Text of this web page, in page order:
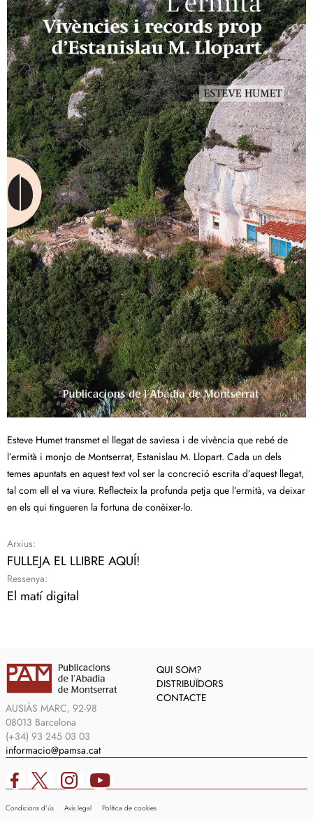
Esteve Humet transmet el llegat de saviesa i de vivència que rebé de
l’ermità i monjo de Montserrat, Estanislau M. Llopart. Cada un dels
temes apuntats en aquest text vol ser la concreció escrita d’aquest llegat,
tal com ell el va viure. Reflecteix la profunda petja que l’ermità, va deixar
en els qui tingueren la fortuna de conèixer-lo.
Arxius:
FULLEJA EL LLIBRE AQUÍ!
Ressenya:
El matí digital
AUSIÀS MARC, 92-98
08013 Barcelona
(+34) 93 245 03 03
informacio@pamsa.cat
QUI SOM?
DISTRIBUÏDORS
CONTACTE
Condicions d’ús Avís legal Política de cookies